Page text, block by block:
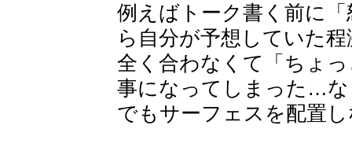
例えばトーク書く前に
ら自分が予想していた
全く合わなくて「ちょ
事になってしまった…
でもサーフェスを配置